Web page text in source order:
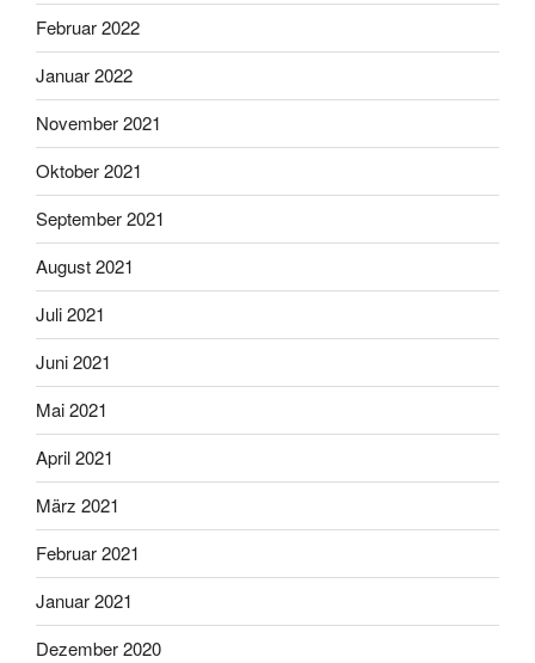
Februar 2022
Januar 2022
November 2021
Oktober 2021
September 2021
August 2021
Juli 2021
Juni 2021
Mai 2021
April 2021
März 2021
Februar 2021
Januar 2021
Dezember 2020